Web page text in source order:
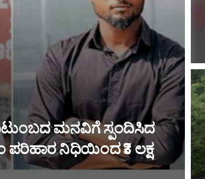
ಮನವಿಗೆ ಸ್ಪಂದಿಸಿದ
ನಿಧಿಯಿಂದ ₹3 ಲಕ್ಷ